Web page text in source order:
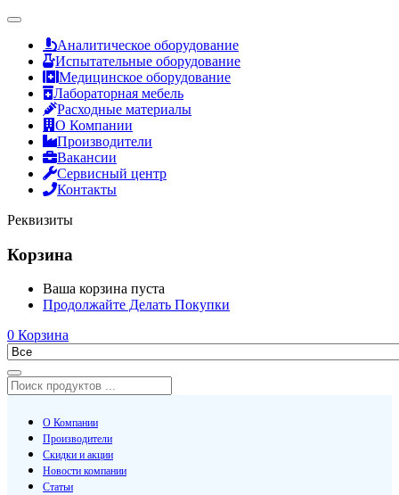
Аналитическое оборудование
Испытательные оборудование
Медицинское оборудование
Лабораторная мебель
Расходные материалы
О Компании
Производители
Вакансии
Сервисный центр
Контакты
Реквизиты
Корзина
Ваша корзина пуста
Продолжайте Делать Покупки
0 Корзина
О Компании
Производители
Скидки и акции
Новости компании
Статьи